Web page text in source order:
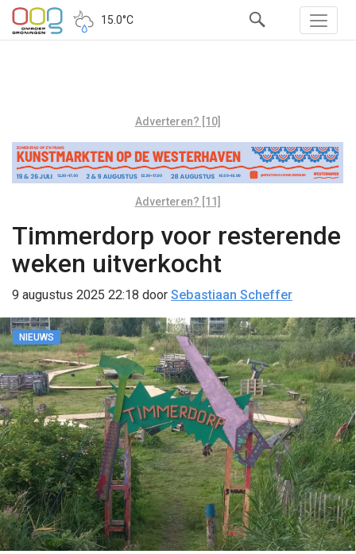
15.0°C
Adverteren? [10]
Adverteren? [11]
Timmerdorp voor resterende
weken uitverkocht
9 augustus 2025 22:18 door Sebastiaan Scheffer
NIEUWS